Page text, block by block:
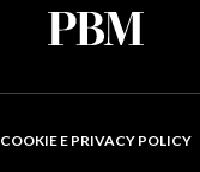
COOKIE E PRIVACY POLICY